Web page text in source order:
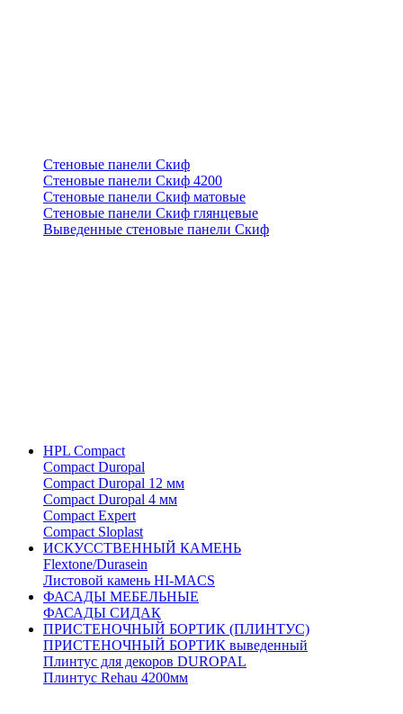
Стеновые панели Скиф
Стеновые панели Скиф 4200
Стеновые панели Скиф матовые
Стеновые панели Скиф глянцевые
Выведенные стеновые панели Скиф
HPL Compact
Compact Duropal
Compact Duropal 12 мм
Compact Duropal 4 мм
Compact Expert
Compact Sloplast
ИСКУССТВЕННЫЙ КАМЕНЬ
Flextone/Durasein
Листовой камень HI-MACS
ФАСАДЫ МЕБЕЛЬНЫЕ
ФАСАДЫ СИДАК
ПРИСТЕНОЧНЫЙ БОРТИК (ПЛИНТУС)
ПРИСТЕНОЧНЫЙ БОРТИК выведенный
Плинтус для декоров DUROPAL
Плинтус Rehau 4200мм